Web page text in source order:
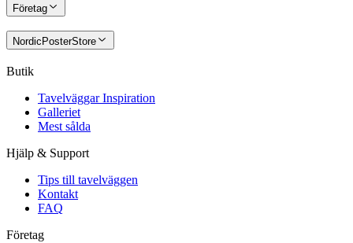
Företag
NordicPosterStore
Butik
Tavelväggar Inspiration
Galleriet
Mest sålda
Hjälp & Support
Tips till tavelväggen
Kontakt
FAQ
Företag